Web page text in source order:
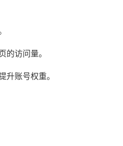
的访问量。
升账号权重。